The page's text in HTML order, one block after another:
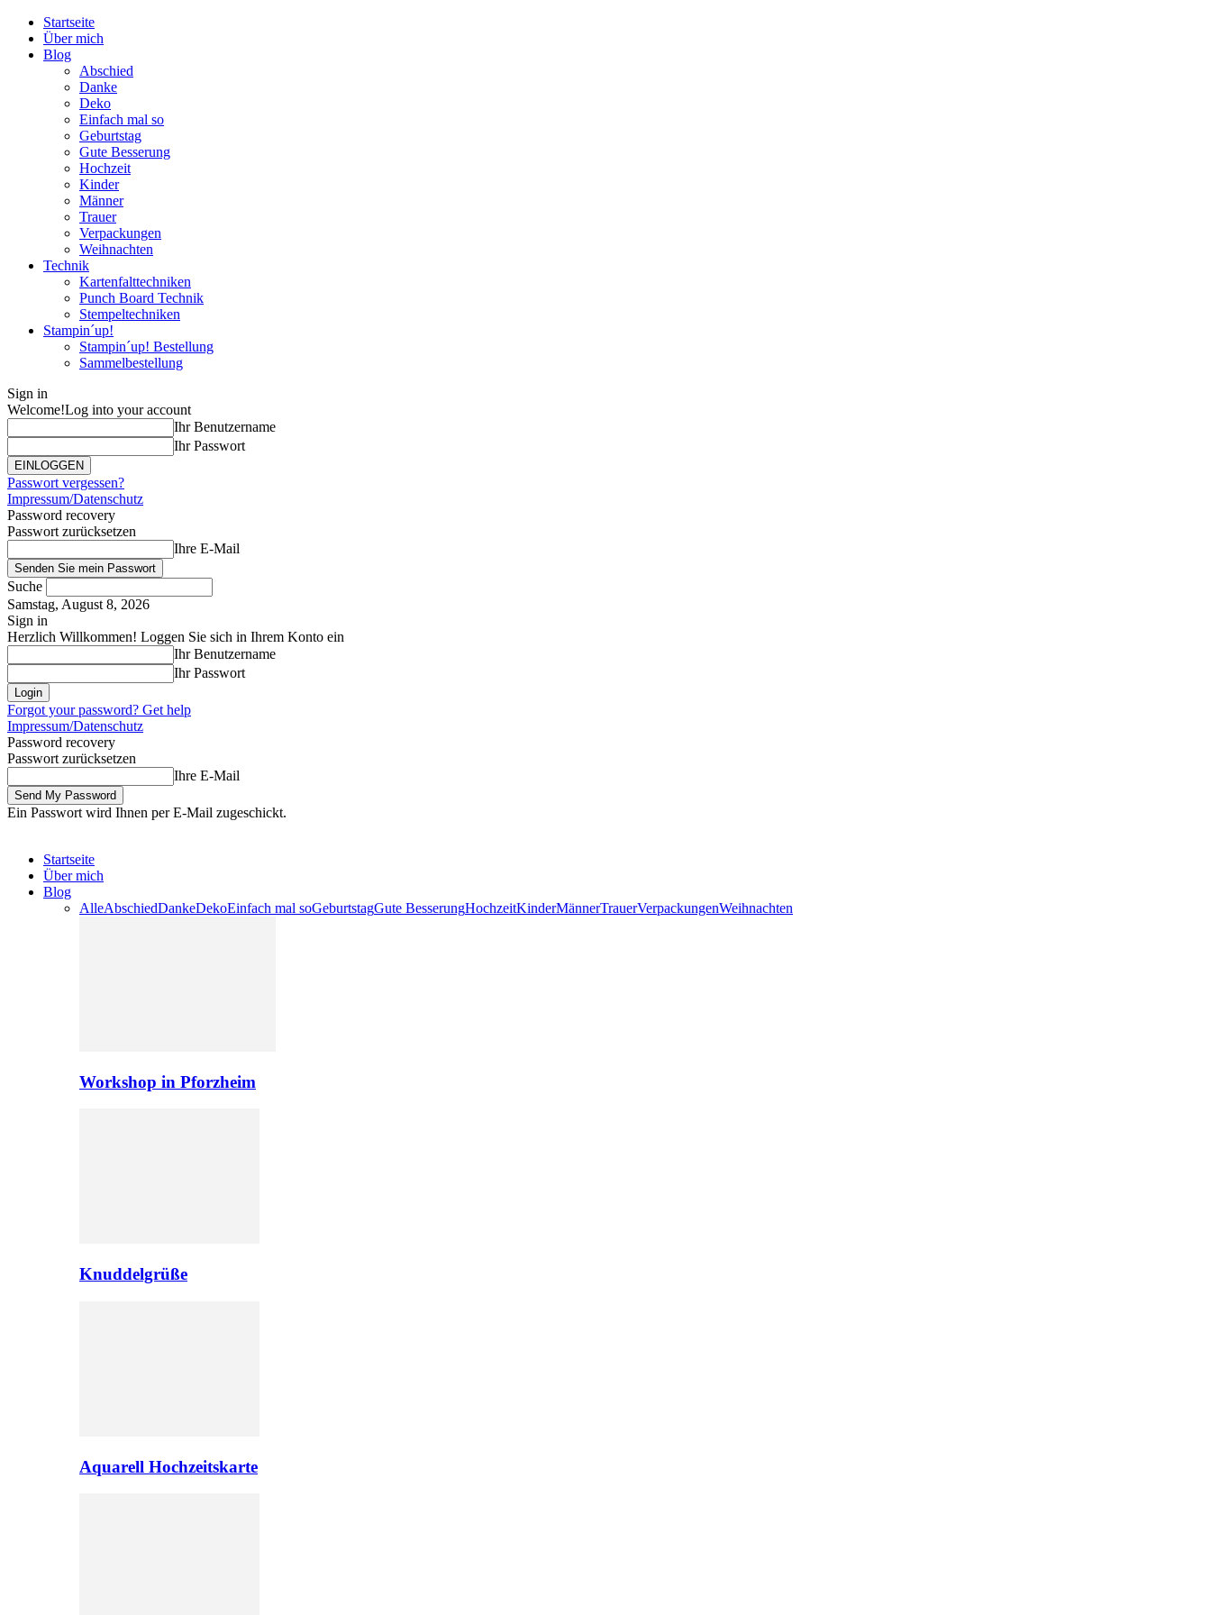
Startseite
Über mich
Blog
Abschied
Danke
Deko
Einfach mal so
Geburtstag
Gute Besserung
Hochzeit
Kinder
Männer
Trauer
Verpackungen
Weihnachten
Technik
Kartenfalttechniken
Punch Board Technik
Stempeltechniken
Stampin´up!
Stampin´up! Bestellung
Sammelbestellung
Sign in
Welcome!Log into your account
Ihr Benutzername
Ihr Passwort
Passwort vergessen?
Impressum/Datenschutz
Password recovery
Passwort zurücksetzen
Ihre E-Mail
Suche
Samstag, August 8, 2026
Sign in
Herzlich Willkommen! Loggen Sie sich in Ihrem Konto ein
Ihr Benutzername
Ihr Passwort
Forgot your password? Get help
Impressum/Datenschutz
Password recovery
Passwort zurücksetzen
Ihre E-Mail
Ein Passwort wird Ihnen per E-Mail zugeschickt.
Startseite
Über mich
Blog
AlleAbschiedDankeDekoEinfach mal soGeburtstagGute BesserungHochzeitKinderMännerTrauerVerpackungenWeihnachten
Workshop in Pforzheim
Knuddelgrüße
Aquarell Hochzeitskarte